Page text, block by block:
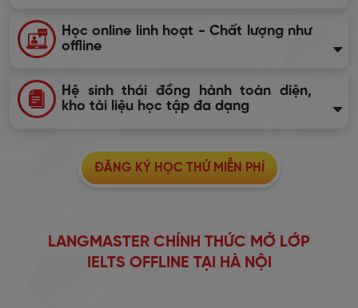
Học online linh hoạt - Chất lượng như
offline
Hệ sinh thái đồng hành toàn diện,
kho tài liệu học tập đa dạng
ĐĂNG KÝ HỌC THỬ MIỄN PHÍ
LANGMASTER CHÍNH THỨC MỞ LỚP
IELTS OFFLINE TẠI HÀ NỘI